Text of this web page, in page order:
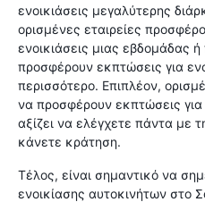
ενοικιάσεις μεγαλύτερης
ορισμένες εταιρείες
ενοικιάσεις μιας εβδομάδας
προσφέρουν εκπτώσεις για
περισσότερο. Επιπλέον,
να προσφέρουν εκπτώσεις
αξίζει να ελέγχετε πάντα με
κάνετε κράτηση.
Τέλος, είναι σημαντικό να
ενοικίασης αυτοκινήτων στο